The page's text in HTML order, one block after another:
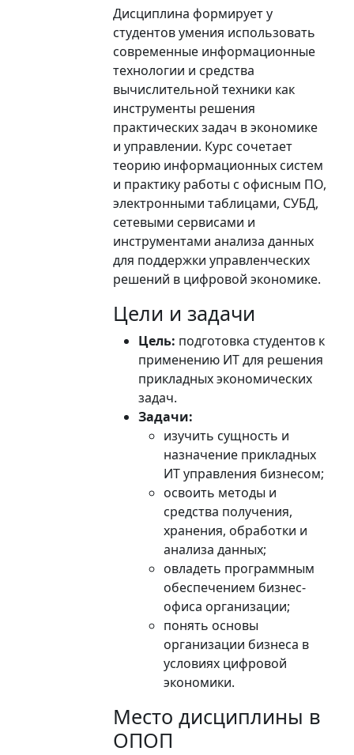
Дисциплина формирует у
студентов умения использовать
современные информационные
технологии и средства
вычислительной техники как
инструменты решения
практических задач в экономике
и управлении. Курс сочетает
теорию информационных систем
и практику работы с офисным ПО,
электронными таблицами, СУБД,
сетевыми сервисами и
инструментами анализа данных
для поддержки управленческих
решений в цифровой экономике.
Цели и задачи
Цель: подготовка студентов к
применению ИТ для решения
прикладных экономических
задач.
Задачи:
изучить сущность и
назначение прикладных
ИТ управления бизнесом;
освоить методы и
средства получения,
хранения, обработки и
анализа данных;
овладеть программным
обеспечением бизнес-
офиса организации;
понять основы
организации бизнеса в
условиях цифровой
экономики.
Место дисциплины в
ОПОП